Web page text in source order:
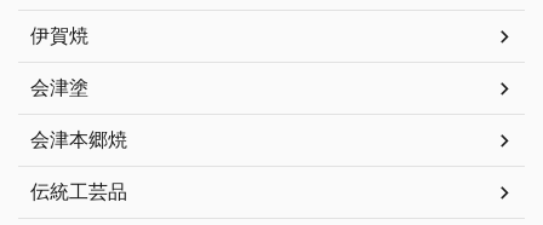
伊賀焼
会津塗
会津本郷焼
伝統工芸品